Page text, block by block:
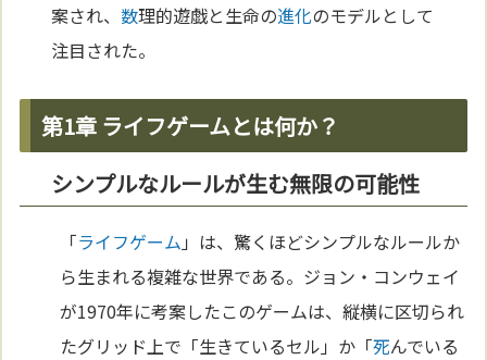
案され、数理的遊戯と生命の進化のモデルとして
注目された。
第1章 ライフゲームとは何か？
シンプルなルールが生む無限の可能性
「ライフゲーム 」は、驚くほどシンプルなルールか
ら生まれる複雑な世界である。ジョン・コンウェイ
が1970年に考案したこのゲームは、縦横に区切られ
たグリッド上で「生きているセル」か「死んでいる